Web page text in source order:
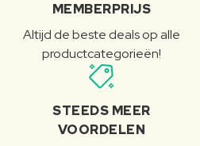
MEMBERPRIJS
Altijd de beste deals op alle
productcategorieën!
STEEDS MEER
VOORDELEN